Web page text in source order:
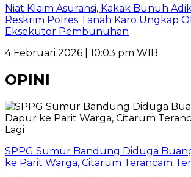
Niat Klaim Asuransi, Kakak Bunuh
Reskrim Polres Tanah Karo Ungkap
Eksekutor Pembunuhan
4 Februari 2026 | 10:03 pm WIB
OPINI
SPPG Sumur Bandung Diduga
ke Parit Warga, Citarum Terancam